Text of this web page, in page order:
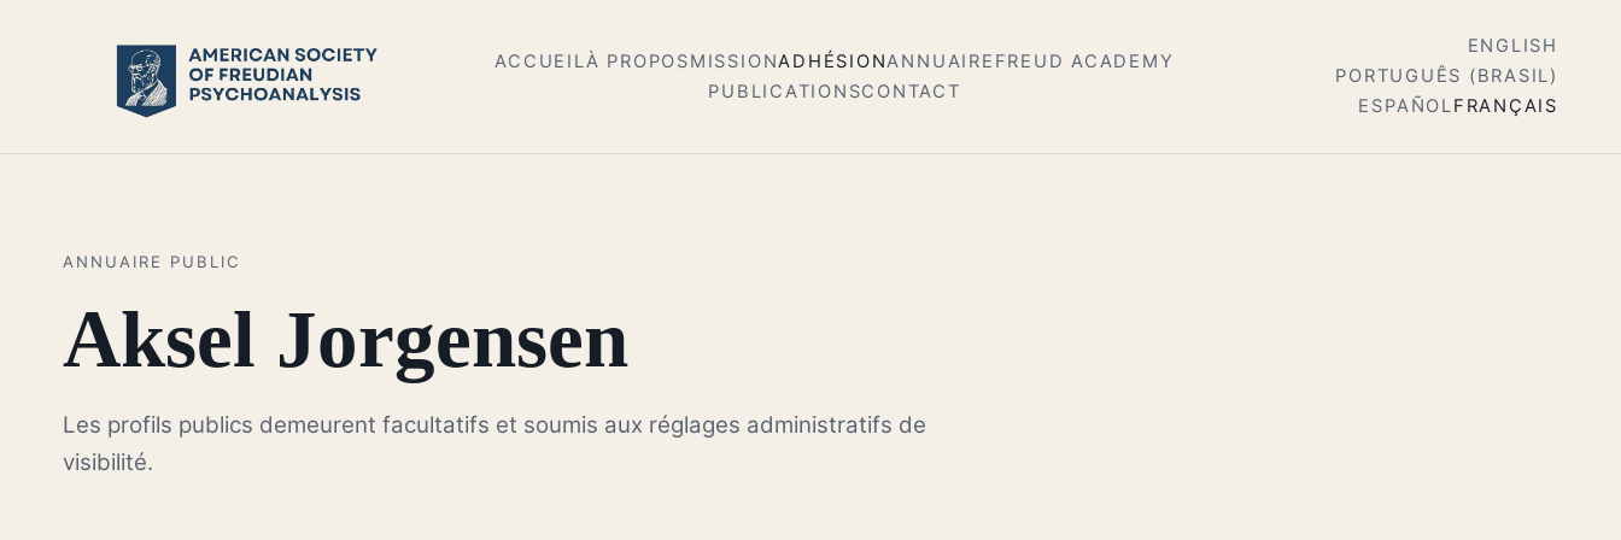
ACCUEILÀ PROPOSMISSIONADHÉSIONANNUAIRE FREUD ACADEMY
PUBLICATIONSCONTACT
ENGLISH
PORTUGUÊS (BRASIL)
ESPAÑOLFRANÇAIS
ANNUAIRE PUBLIC
Aksel Jorgensen
Les profils publics demeurent facultatifs et soumis aux réglages administratifs de
visibilité.